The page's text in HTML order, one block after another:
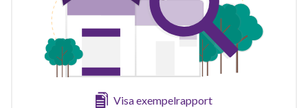
Visa exempelrapport